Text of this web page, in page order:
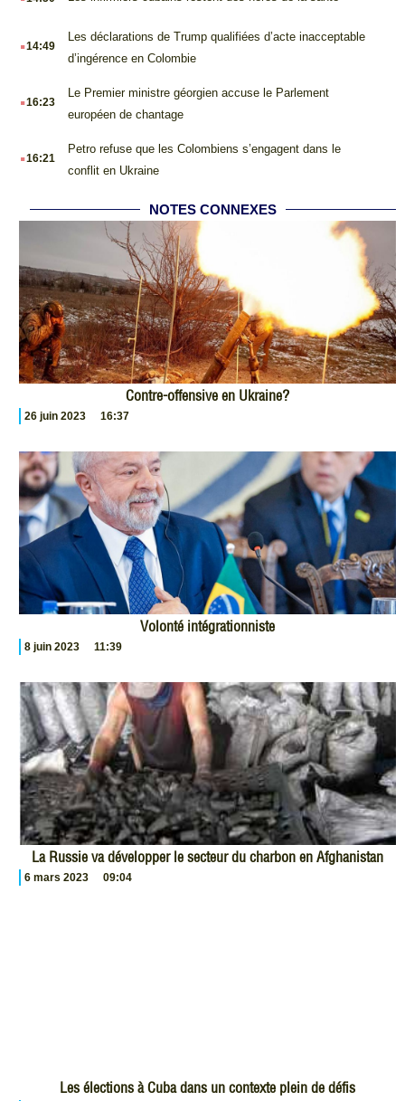
.14:49
Les déclarations de Trump qualifiées d’acte inacceptable
d’ingérence en Colombie
.16:23
Le Premier ministre géorgien accuse le Parlement
européen de chantage
.16:21
Petro refuse que les Colombiens s’engagent dans le
conflit en Ukraine
NOTES CONNEXES
Contre-offensive en Ukraine?
26 juin 2023 16:37
Volonté intégrationniste
8 juin 2023 11:39
La Russie va développer le secteur du charbon en Afghanistan
6 mars 2023 09:04
Les élections à Cuba dans un contexte plein de défis